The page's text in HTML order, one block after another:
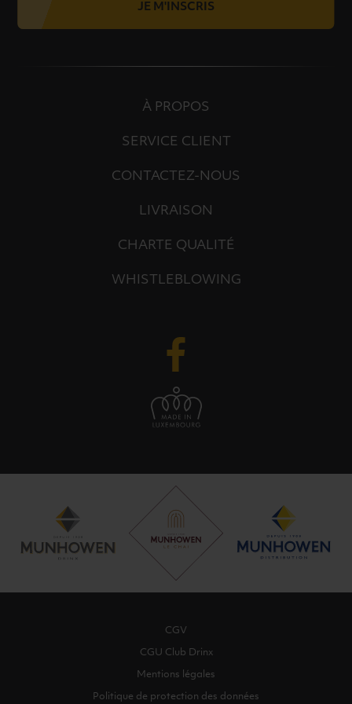
JE M'INSCRIS
À PROPOS
SERVICE CLIENT
CONTACTEZ-NOUS
LIVRAISON
CHARTE QUALITÉ
WHISTLEBLOWING
CGV
CGU Club Drinx
Mentions légales
Politique de protection des données